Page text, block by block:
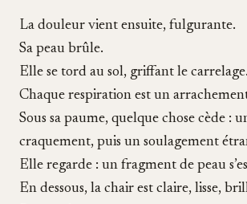
La douleur vient ensuite, fulgurante.
Sa peau brûle.
Elle se tord au sol, griffant le carrelage.
Chaque respiration est un
Sous sa paume, quelque chose cède :
craquement, puis un soulagement
Elle regarde : un fragment de peau
En dessous, la chair est claire, lisse,